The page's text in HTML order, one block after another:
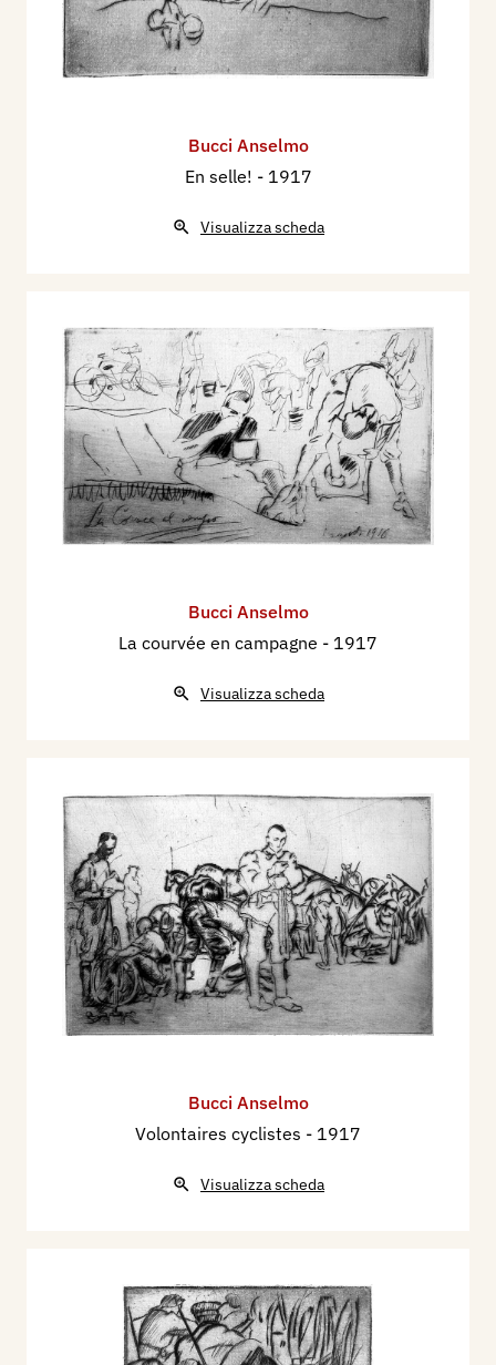
Bucci Anselmo
En selle! - 1917
Visualizza scheda
Bucci Anselmo
La courvée en campagne - 1917
Visualizza scheda
Bucci Anselmo
Volontaires cyclistes - 1917
Visualizza scheda